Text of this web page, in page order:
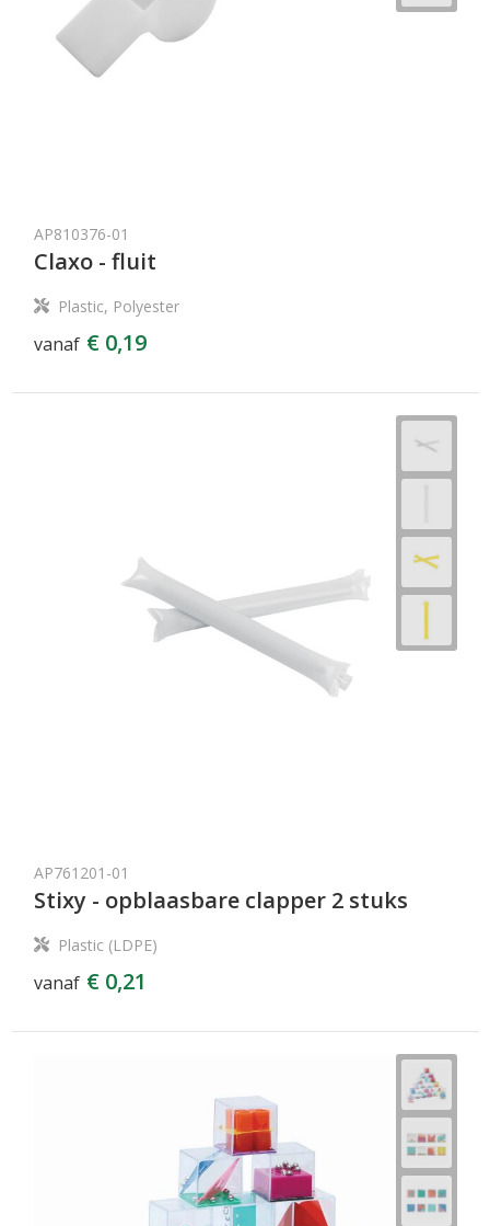
AP810376-01
Claxo - fluit
Plastic, Polyester
vanaf € 0,19
AP761201-01
Stixy - opblaasbare clapper 2 stuks
Plastic (LDPE)
vanaf € 0,21